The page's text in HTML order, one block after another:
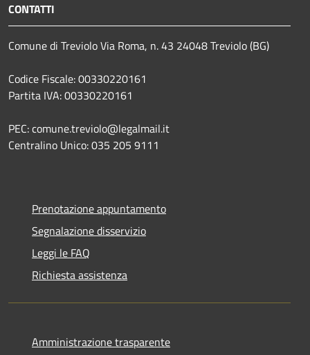
CONTATTI
Comune di Treviolo Via Roma, n. 43 24048 Treviolo (BG)
Codice Fiscale: 00330220161
Partita IVA: 00330220161
PEC: comune.treviolo@legalmail.it
Centralino Unico:035 205 9111
Prenotazione appuntamento
Segnalazione disservizio
Leggi le FAQ
Richiesta assistenza
Amministrazione trasparente